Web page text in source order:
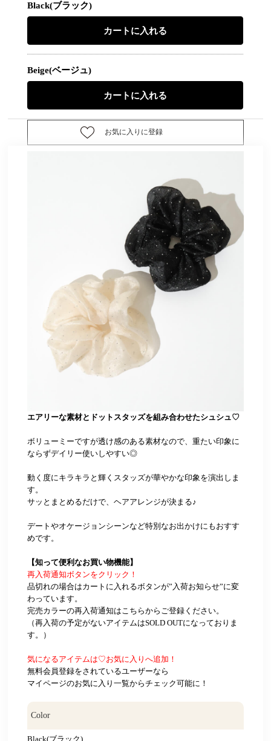
Black(ブラック)
Beige(ベージュ)
お気に入りに登録
エアリーな素材とドットスタッズを組み合わせたシュシュ♡
ボリューミーですが透け感のある素材なので、重たい印象に
ならずデイリー使いしやすい◎
動く度にキラキラと輝くスタッズが華やかな印象を演出しま
す。
サッとまとめるだけで、ヘアアレンジが決まる♪
デートやオケージョンシーンなど特別なお出かけにもおすす
めです。
【知って便利なお買い物機能】
再入荷通知ボタンをクリック！
品切れの場合はカートに入れるボタンが”入荷お知らせ”に変
わっています。
完売カラーの再入荷通知はこちらからご登録ください。
（再入荷の予定がないアイテムはSOLD OUTになっておりま
す。）
気になるアイテムは♡お気に入りへ追加！
無料会員登録をされているユーザーなら
マイページのお気に入り一覧からチェック可能に！
Color
Black(ブラック)